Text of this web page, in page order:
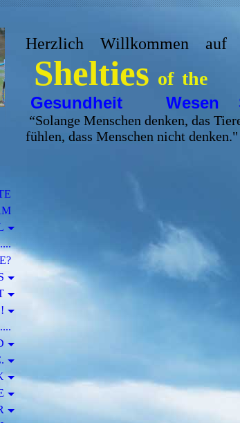
Herzlich Willkommen auf
Shelties of the
Gesundheit Wesen
“Solange Menschen denken, das
fühlen, dass Menschen nicht denken."